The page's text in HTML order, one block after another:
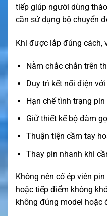
tiếp giúp người dùng
cần sử dụng bộ chuyển
Khi được lắp đúng cách,
Nằm chắc chắn trên
Duy trì kết nối điện
Hạn chế tình trạng
Giữ thiết kế bộ đàm
Thuận tiện cầm tay
Thay pin nhanh khi
Không nên cố ép viên
hoặc tiếp điểm không
không đúng model hoặc